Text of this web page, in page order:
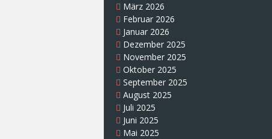
März 2026
Februar 2026
Januar 2026
Dezember 2025
November 2025
Oktober 2025
September 2025
August 2025
Juli 2025
Juni 2025
Mai 2025